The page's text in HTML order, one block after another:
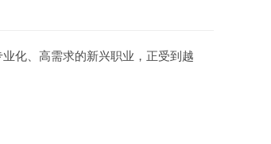
化、高需求的新兴职业，正受到越